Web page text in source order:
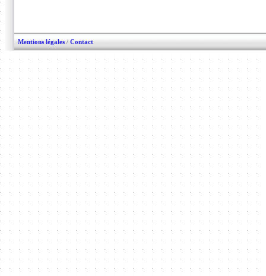
Mentions légales / Contact